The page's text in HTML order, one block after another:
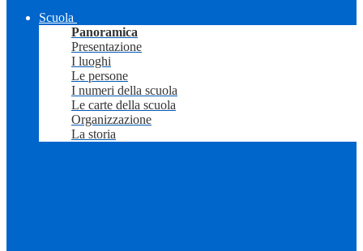
Scuola
Panoramica
Presentazione
I luoghi
Le persone
I numeri della scuola
Le carte della scuola
Organizzazione
La storia